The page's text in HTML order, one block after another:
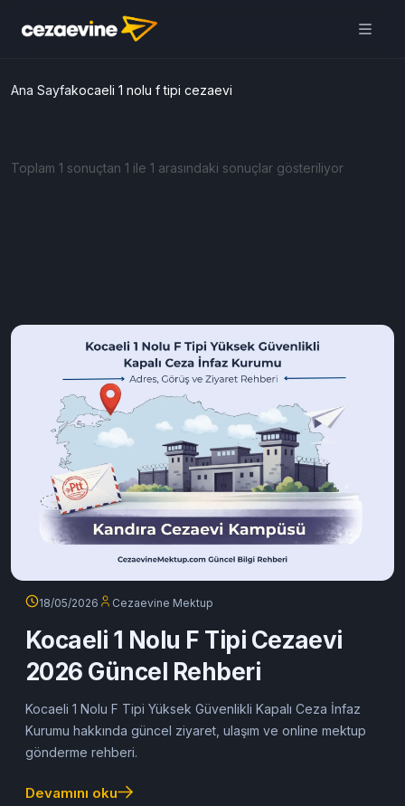
Ana Sayfakocaeli 1 nolu f tipi cezaevi
Toplam 1 sonuçtan 1 ile 1 arasındaki sonuçlar gösteriliyor
18/05/2026 Cezaevine Mektup
Kocaeli 1 Nolu F Tipi Cezaevi
2026 Güncel Rehberi
Kocaeli 1 Nolu F Tipi Yüksek Güvenlikli Kapalı Ceza İnfaz
Kurumu hakkında güncel ziyaret, ulaşım ve online mektup
gönderme rehberi.
Devamını oku